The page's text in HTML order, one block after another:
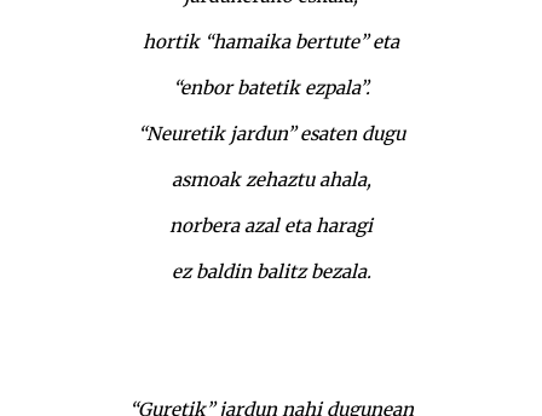
hortik “hamaika bertute” eta
“enbor batetik ezpala”.
“Neuretik jardun” esaten dugu
asmoak zehaztu ahala,
norbera azal eta haragi
ez baldin balitz bezala.
“Guretik” jardun nahi dugunean